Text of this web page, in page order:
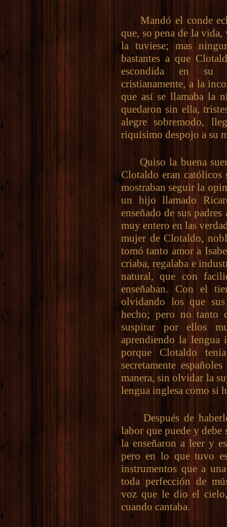
Mandó el conde
que, so pena de la
la tuviese; mas
bastantes a que
escondida en su
cristianamente, a la
que así se llamaba la
quedaron sin ella,
alegre sobremodo,
riquísimo despojo a su
Quiso la buena
Clotaldo eran católicos
mostraban seguir la
un hijo llamado
enseñado de sus
muy entero en las
mujer de Clotaldo,
tomó tanto amor a
criaba, regalaba e
natural, que con
enseñaban. Con el
olvidando los que
hecho; pero no tanto
suspirar por ellos
aprendiendo la lengua
porque Clotaldo
secretamente
manera, sin olvidar la
lengua inglesa como si
Después de haberle
labor que puede y debe
la enseñaron a leer y
pero en lo que tuvo
instrumentos que a
toda perfección de
voz que le dio el cielo,
cuando cantaba.